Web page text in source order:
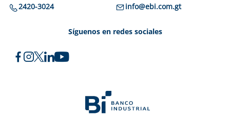
2420-3024 info@ebi.com.gt
Síguenos en redes sociales